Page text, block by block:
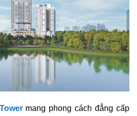
mang phong cách đẳng cấp